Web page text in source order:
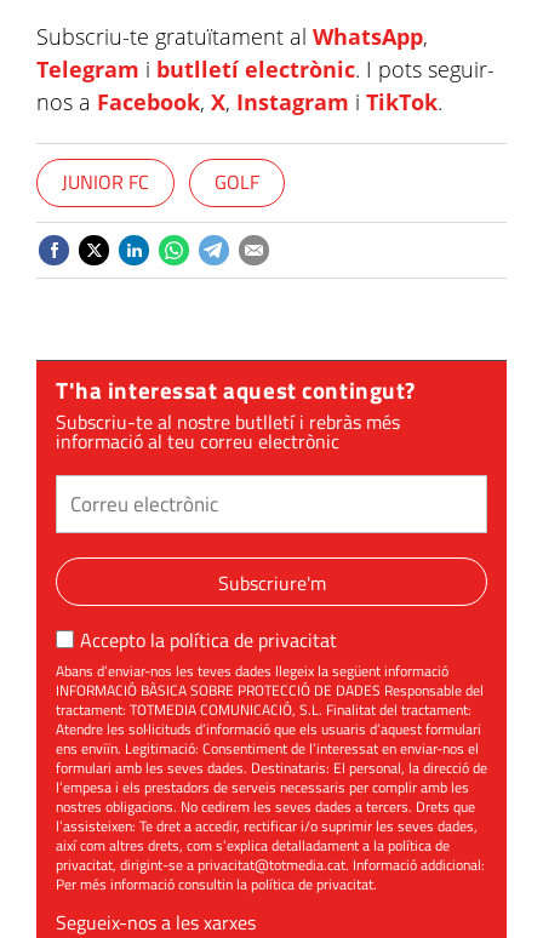
Subscriu-te gratuïtament al WhatsApp,
Telegram i butlletí electrònic. I pots seguir-
nos a Facebook, X, Instagram i TikTok.
JUNIOR FC GOLF
T'ha interessat aquest contingut?
Subscriu-te al nostre butlletí i rebràs més
informació al teu correu electrònic
Subscriure'm
Accepto la política de privacitat
Abans d’enviar-nos les teves dades llegeix la següent informació
INFORMACIÓ BÀSICA SOBRE PROTECCIÓ DE DADES Responsable del
tractament: TOTMEDIA COMUNICACIÓ, S.L. Finalitat del tractament:
Atendre les sol·licituds d’informació que els usuaris d’aquest formulari
ens enviïn. Legitimació: Consentiment de l’interessat en enviar-nos el
formulari amb les seves dades. Destinataris: El personal, la direcció de
l’empesa i els prestadors de serveis necessaris per complir amb les
nostres obligacions. No cedirem les seves dades a tercers. Drets que
l’assisteixen: Te dret a accedir, rectificar i/o suprimir les seves dades,
així com altres drets, com s’explica detalladament a la política de
privacitat, dirigint-se aprivacitat@totmedia.cat. Informació addicional:
Per més informació consultin lapolítica de privacitat.
Segueix-nos a les xarxes